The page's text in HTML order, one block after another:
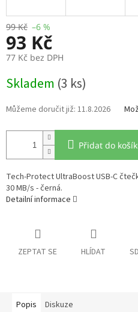
99 Kč –6 %
93 Kč
77 Kč bez DPH
cena:
Skladem (3 ks)
11.8.2026
Přidat do
Tech-Protect UltraBoost USB-C
30 MB/s - černá.
Detailní informace
ZEPTAT SE HLÍDAT
Popis Diskuze